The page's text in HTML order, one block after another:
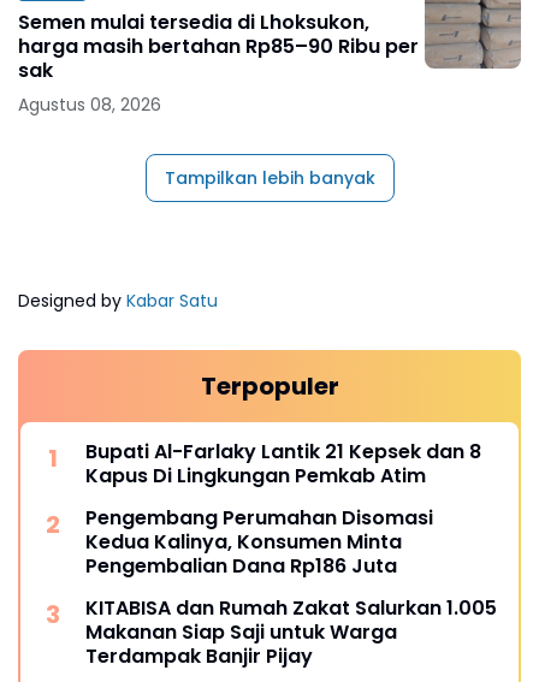
Semen mulai tersedia di Lhoksukon,
harga masih bertahan Rp85–90 Ribu per
sak
Agustus 08, 2026
Tampilkan lebih banyak
Designed by Kabar Satu
Terpopuler
Bupati Al-Farlaky Lantik 21 Kepsek dan 8
Kapus Di Lingkungan Pemkab Atim
Pengembang Perumahan Disomasi
Kedua Kalinya, Konsumen Minta
Pengembalian Dana Rp186 Juta
KITABISA dan Rumah Zakat Salurkan 1.005
Makanan Siap Saji untuk Warga
Terdampak Banjir Pijay